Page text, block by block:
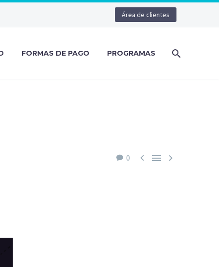
Área de clientes
FORMAS DE PAGO PROGRAMAS
0   